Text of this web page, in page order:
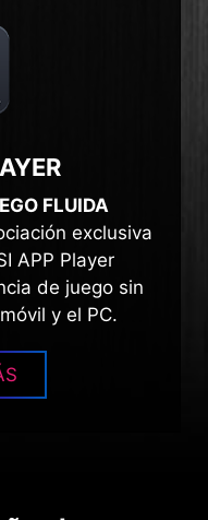
FLUIDA
exclusiva
APP Player
de juego sin
y el PC.